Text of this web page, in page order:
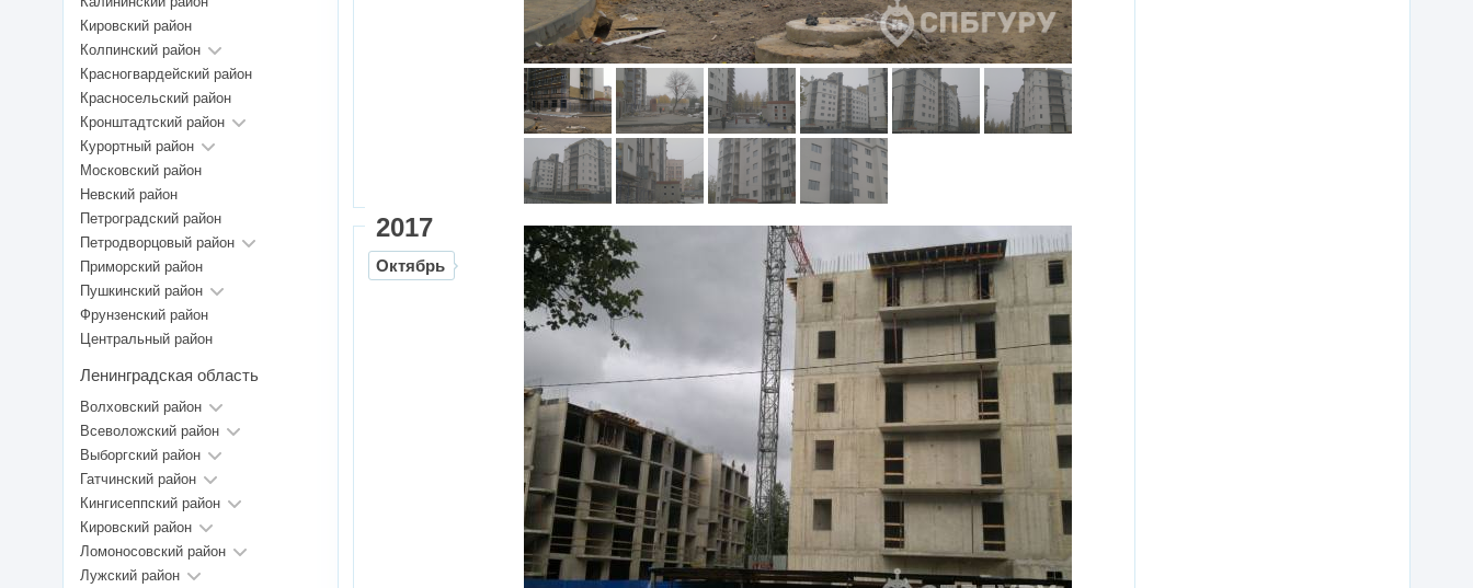
2017
Октябрь
Кировский район
Колпинский район
Красногвардейский район
Красносельский район
Кронштадтский район
Курортный район
Московский район
Невский район
Петроградский район
Петродворцовый район
Приморский район
Пушкинский район
Фрунзенский район
Центральный район
Ленинградская область
Волховский район
Всеволожский район
Выборгский район
Гатчинский район
Кингисеппский район
Кировский район
Ломоносовский район
Лужский район